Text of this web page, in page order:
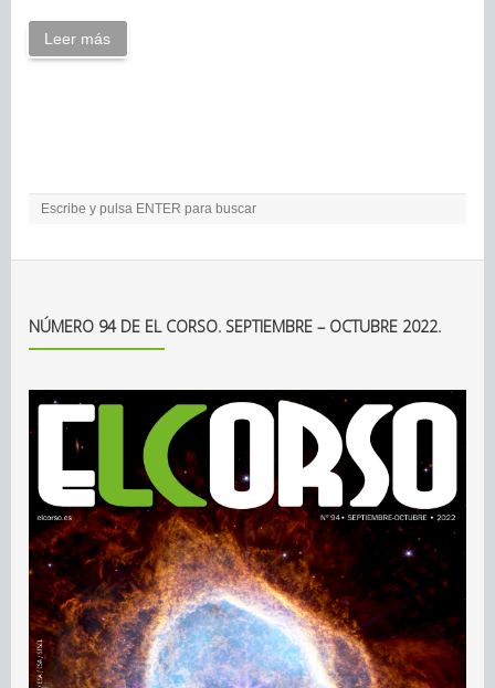
Leer más
NÚMERO 94 DE EL CORSO. SEPTIEMBRE – OCTUBRE 2022.